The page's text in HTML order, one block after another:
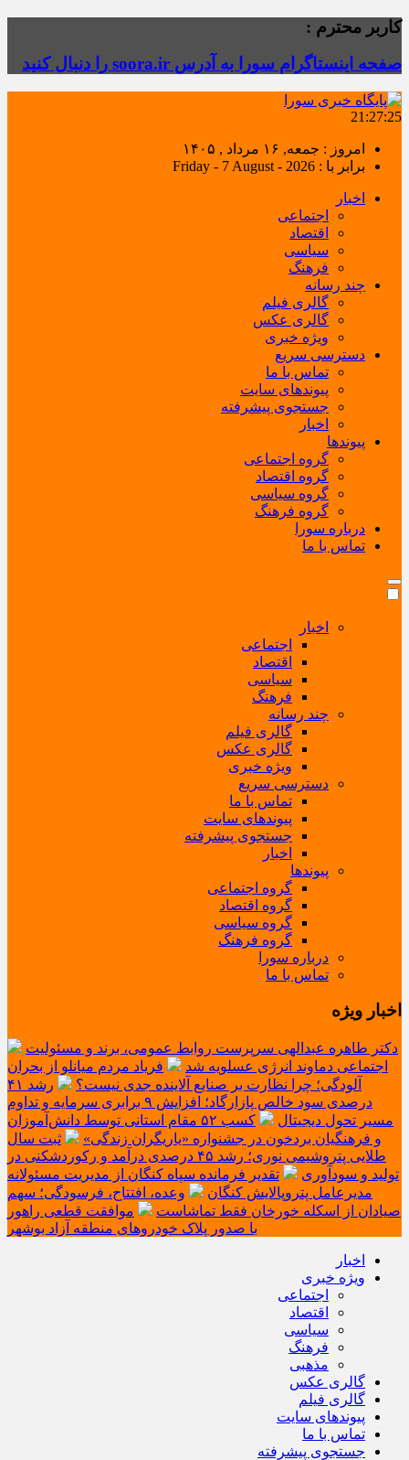
کاربر محترم :
صفحه اینستاگرام سورا به آدرس soora.ir را دنبال کنید
21:27:26
امروز : جمعه, ۱۶ مرداد , ۱۴۰۵
برابر با : Friday - 7 August - 2026
اخبار
اجتماعی
اقتصاد
سیاسی
فرهنگ
چند رسانه
گالری فیلم
گالری عکس
ویژه خبری
دسترسی سریع
تماس با ما
پیوندهای سایت
جستجوی پیشرفته
اخبار
پیوندها
گروه اجتماعی
گروه اقتصاد
گروه سیاسی
گروه فرهنگ
درباره سورا
تماس با ما
اخبار
اجتماعی
اقتصاد
سیاسی
فرهنگ
چند رسانه
گالری فیلم
گالری عکس
ویژه خبری
دسترسی سریع
تماس با ما
پیوندهای سایت
جستجوی پیشرفته
اخبار
پیوندها
گروه اجتماعی
گروه اقتصاد
گروه سیاسی
گروه فرهنگ
درباره سورا
تماس با ما
اخبار ویژه
دکتر طاهره عبدالهی سرپرست روابط عمومی، برند و مسئولیت
اجتماعی دماوند انرژی عسلویه شد
فریاد مردم میانلو از بحران
آلودگی؛ چرا نظارت بر صنایع آلاینده جدی نیست؟
رشد ۴۱
درصدی سود خالص پازارگاد؛ افزایش ۹ برابری سرمایه و تداوم
مسیر تحول دیجیتال
کسب ۵۲ مقام استانی توسط دانش‌آموزان
و فرهنگیان بردخون در جشنواره «یاریگران زندگی»
ثبت سال
طلایی پتروشیمی نوری؛ رشد ۴۵ درصدی درآمد و رکوردشکنی در
تولید و سودآوری
تقدیر فرمانده سپاه کنگان از مدیریت مسئولانه
مدیرعامل پتروپالایش کنگان
وعده، افتتاح، فرسودگی؛ سهم
صیادان از اسکله خورخان فقط تماشاست
موافقت قطعی راهور
با صدور پلاک خودروهای منطقه آزاد بوشهر
اخبار
ویژه خبری
اجتماعی
اقتصاد
سیاسی
فرهنگ
مذهبی
گالری عکس
گالری فیلم
پیوندهای سایت
تماس با ما
جستجوی پیشرفته